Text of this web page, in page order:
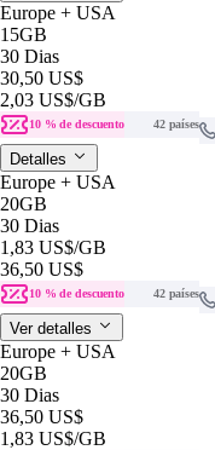
Europe + USA
15GB
30 Dias
30,50 US$
2,03 US$/GB
10 % de descuento 42 países
Detalles
Europe + USA
20GB
30 Dias
1,83 US$/GB
36,50 US$
10 % de descuento 42 países
Ver detalles
Europe + USA
20GB
30 Dias
36,50 US$
1,83 US$/GB